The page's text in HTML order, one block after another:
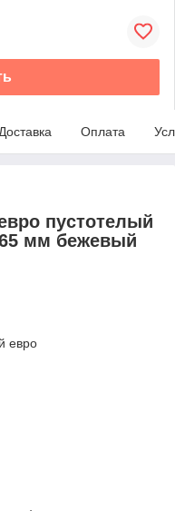
Доставка Оплата
пустотелый
мм бежевый
евро